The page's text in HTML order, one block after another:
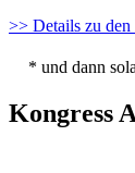
>> Details zu
* und dann
Kongress